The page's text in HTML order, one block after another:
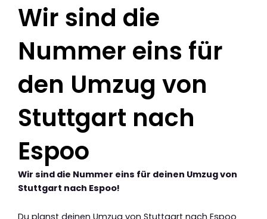
Wir sind die
Nummer eins für
den Umzug von
Stuttgart nach
Espoo
Wir sind die Nummer eins für deinen Umzug von
Stuttgart nach Espoo!